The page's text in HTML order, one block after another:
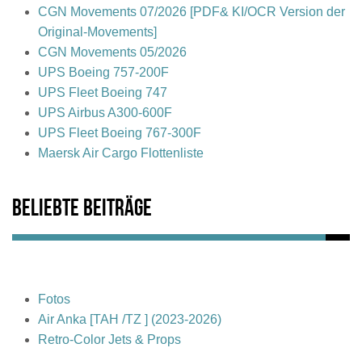
CGN Movements 07/2026 [PDF& KI/OCR Version der
Original-Movements]
CGN Movements 05/2026
UPS Boeing 757-200F
UPS Fleet Boeing 747
UPS Airbus A300-600F
UPS Fleet Boeing 767-300F
Maersk Air Cargo Flottenliste
Beliebte Beiträge
Fotos
Air Anka [TAH /TZ ] (2023-2026)
Retro-Color Jets & Props